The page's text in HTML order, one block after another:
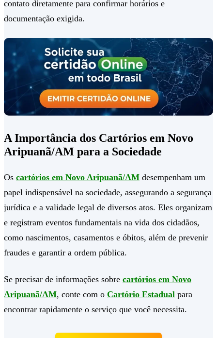
contato diretamente para confirmar horários e
documentação exigida.
A Importância dos Cartórios em Novo
Aripuanã/AM para a Sociedade
Os cartórios em Novo Aripuanã/AM desempenham um
papel indispensável na sociedade, assegurando a segurança
jurídica e a validade legal de diversos atos. Eles organizam
e registram eventos fundamentais na vida dos cidadãos,
como nascimentos, casamentos e óbitos, além de prevenir
fraudes e garantir a ordem pública.
Se precisar de informações sobre cartórios em Novo
Aripuanã/AM, conte com o Cartório Estadual para
encontrar rapidamente o serviço que você necessita.